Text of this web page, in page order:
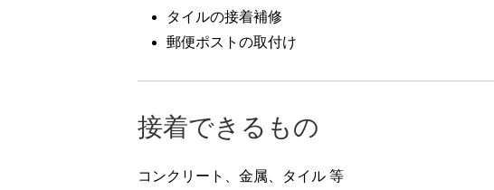
タイルの接着補修
郵便ポストの取付け
接着できるもの
コンクリート、金属、タイル 等